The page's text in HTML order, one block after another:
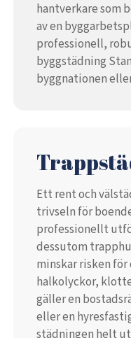
hantverkare som
av en
professionell,
byggstädning
byggnationen
Ett rent och
trivseln för
professionellt
dessutom
minskar risken
halkolyckor,
gäller en
eller en
städningen helt